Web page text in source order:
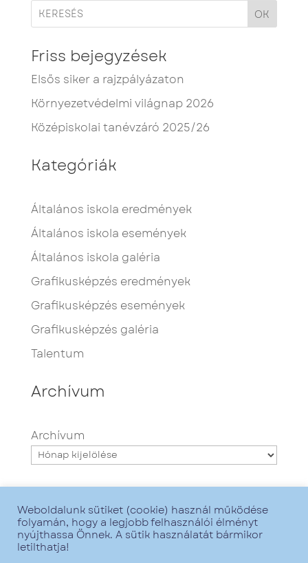
OK
Friss bejegyzések
Elsős siker a rajzpályázaton
Környezetvédelmi világnap 2026
Középiskolai tanévzáró 2025/26
Kategóriák
Általános iskola eredmények
Általános iskola események
Általános iskola galéria
Grafikusképzés eredmények
Grafikusképzés események
Grafikusképzés galéria
Talentum
Archívum
Archívum
Minden jog fenntartva - Talentum iskola -
Weboldalunk sütiket (cookie) használ működése
folyamán, hogy a legjobb felhasználói élményt
nyújthassa Önnek. A sütik használatát bármikor
letilthatja!